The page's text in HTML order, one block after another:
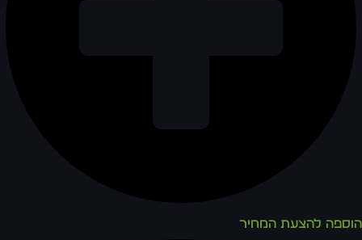
הוספה להצעת המחיר